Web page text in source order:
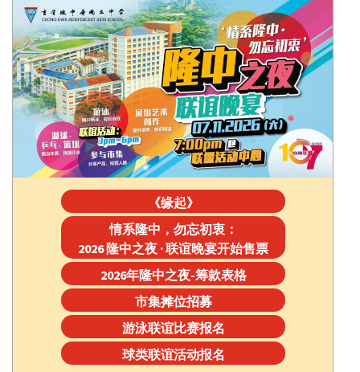
《缘起》
情系隆中，勿忘初衷：
2026 隆中之夜 · 联谊晚宴开始售票
2026年隆中之夜-筹款表格
市集摊位招募
游泳联谊比赛报名
球类联谊活动报名